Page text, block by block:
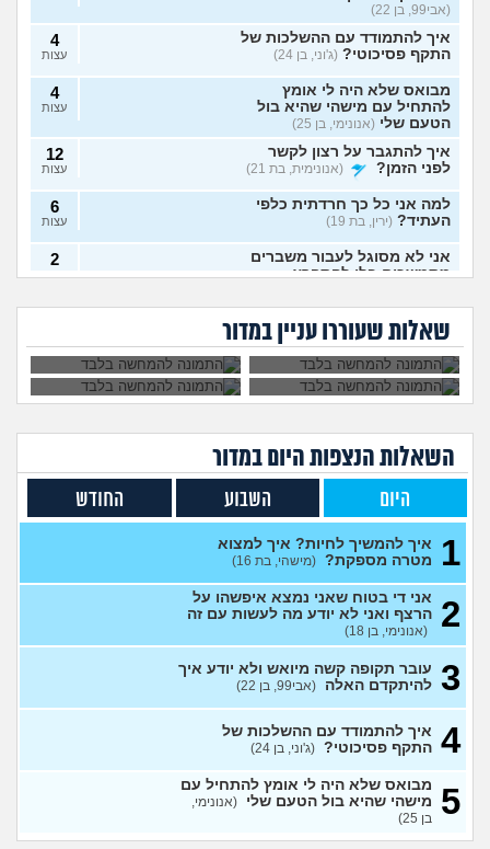
(אבי99, בן 22)
איך להתמודד עם ההשלכות של
התקף פסיכוטי? (ג'וני, בן 24)
4
עצות
מבואס שלא היה לי אומץ
להתחיל עם מישהי שהיא בול
הטעם שלי (אנונימי, בן 25)
4
עצות
איך להתגבר על רצון לקשר
לפני הזמן?
(אנונימית, בת 21)
12
עצות
למה אני כל כך חרדתית כלפי
העתיד? (ירין, בת 19)
6
עצות
אני לא מסוגל לעבור משברים
מתמשכים בלי להתפרץ
2
בעלי חסר רגשות באופן מדאיג
(אנונימית, בת 33)
מרגיש תקוע בחיים, איך
להתמודד? (zak, בן 25)
2
(אנוני, בת 18)
איך לספר לבן זוג שלי על
תקיפה מינית?
5
אני כבר לא נער. והזמן טס
למה אני לא מקבל את זה שאני
כבר לא ילד יותר? (היו זמנים
חושב להתאשפז *שוב* מרצון,
או לשכב באמצע הרחוב
(asdasd, בן 30)
מה לדעתכם אני צריך לעשות?
אני באמת שונא לקום כל יום
לעבוד
(אזרח, בן 20)
נקלעתי לעימות פיזי
(דורון,
נזכר במעשים מביכים מתקופה
רעה (אף_אחד, בן 29)
שאלות שעוררו עניין במדור
הגיוני שפסיכיאטר
מה קורה אם עוברים
בלילה?
גיליתי שאני סובל מ
OCD, איך להתמודד
עם הדיכאון?
למי אפשר לפנות כדי
במדינת ישראל? אבל
באמת?
השאלות הנצפות היוםבמדור
היום השבוע החודש
1
איך להמשיך לחיות? איך למצוא
מטרה מספקת? (מישהי, בת 16)
2
אני די בטוח שאני נמצא איפשהו על
הרצף ואני לא יודע מה לעשות עם זה
(אנונימי, בן 18)
3 עובר תקופה קשה מיואש ולא יודע איך
להיתקדם האלה (אבי99, בן 22)
4 איך להתמודד עם ההשלכות של
התקף פסיכוטי? (ג'וני, בן 24)
5
מבואס שלא היה לי אומץ להתחיל עם
מישהי שהיא בול הטעם שלי (אנונימי,
בן 25)